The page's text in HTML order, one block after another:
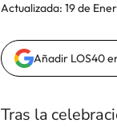
Actualizada: 19 de
Añadir LOS40
Tras la